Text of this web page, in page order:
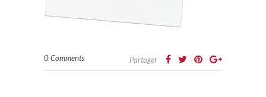
0 Comments Partager